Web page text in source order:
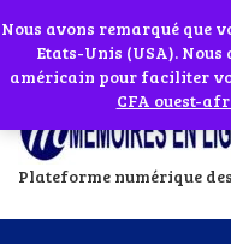
Abonnes toi à notre chaîne
Plateforme numérique
Si vous avez besoin
+229 01
Nous avons remarqué que
Etats-Unis (USA).
américain pour faciliter
CFA ouest-